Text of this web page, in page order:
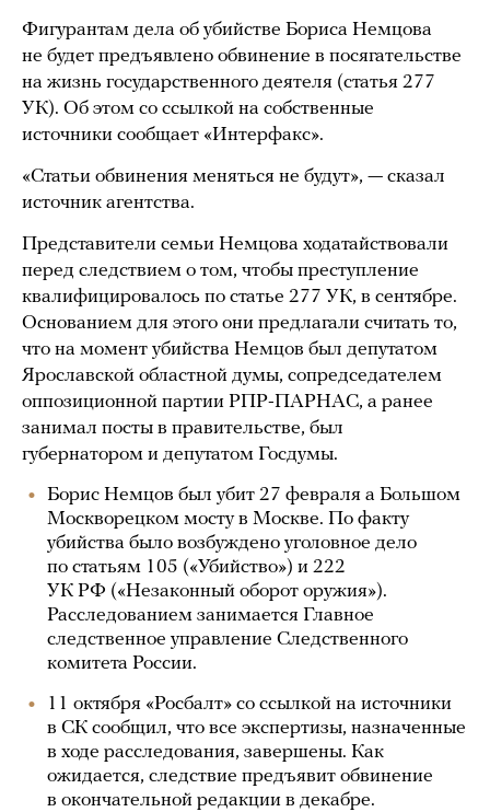
Фигурантам дела об убийстве Бориса Немцова
не будет предъявлено обвинение в посягательстве
на жизнь государственного деятеля (статья 277
УК). Об этом со ссылкой на собственные
источники сообщает «Интерфакс».
«Статьи обвинения меняться не будут», — сказал
источник агентства.
Представители семьи Немцова ходатайствовали
перед следствием о том, чтобы преступление
квалифицировалось по статье 277 УК, в сентябре.
Основанием для этого они предлагали считать то,
что на момент убийства Немцов был депутатом
Ярославской областной думы, сопредседателем
оппозиционной партии РПР-ПАРНАС, а ранее
занимал посты в правительстве, был
губернатором и депутатом Госдумы.
Борис Немцов был убит 27 февраля а Большом
Москворецком мосту в Москве. По факту
убийства было возбуждено уголовное дело
по статьям 105 («Убийство») и 222
УК РФ («Незаконный оборот оружия»).
Расследованием занимается Главное
следственное управление Следственного
комитета России.
11 октября «Росбалт» со ссылкой на источники
в СК сообщил, что все экспертизы, назначенные
в ходе расследования, завершены. Как
ожидается, следствие предъявит обвинение
в окончательной редакции в декабре.